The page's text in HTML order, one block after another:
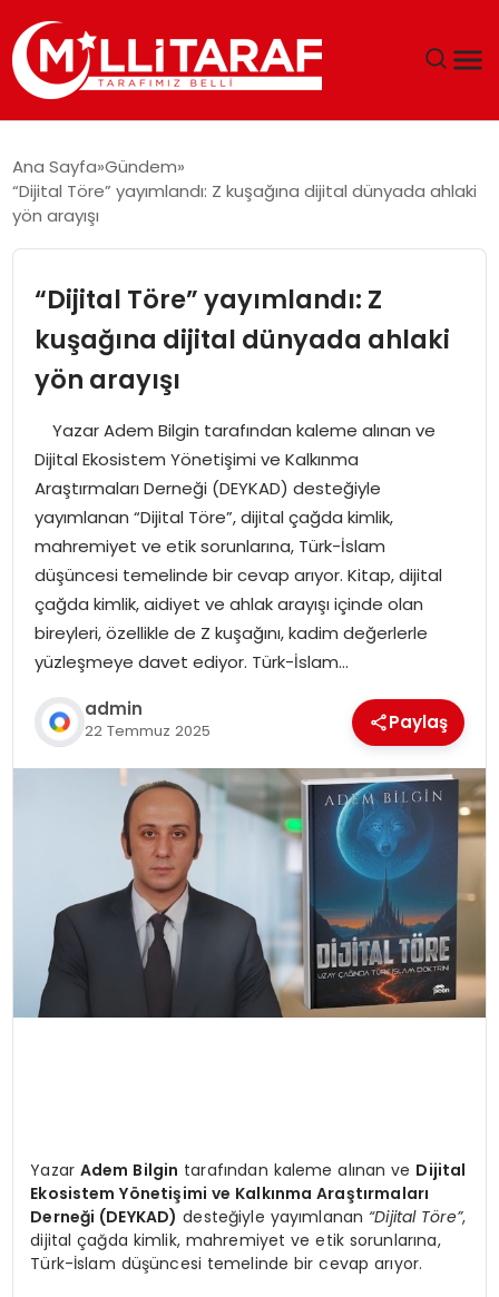
ÖZEL SAYFALAR
EKONOMI
SPOR
SIYASET
MAGAZIN
Ana Sayfa Gündem
“Dijital Töre” yayımlandı: Z kuşağına dijital dünyada ahlaki
yön arayışı
“Dijital Töre” yayımlandı: Z
kuşağına dijital dünyada ahlaki
yön arayışı
Yazar Adem Bilgin tarafından kaleme alınan ve
Dijital Ekosistem Yönetişimi ve Kalkınma
Araştırmaları Derneği (DEYKAD) desteğiyle
yayımlanan “Dijital Töre”, dijital çağda kimlik,
mahremiyet ve etik sorunlarına, Türk-İslam
düşüncesi temelinde bir cevap arıyor. Kitap, dijital
çağda kimlik, aidiyet ve ahlak arayışı içinde olan
bireyleri, özellikle de Z kuşağını, kadim değerlerle
yüzleşmeye davet ediyor. Türk-İslam…
admin
22 Temmuz 2025 Paylaş
Yazar Adem Bilgin tarafından kaleme alınan ve Dijital
Ekosistem Yönetişimi ve Kalkınma Araştırmaları
Derneği (DEYKAD) desteğiyle yayımlanan “Dijital Töre”,
dijital çağda kimlik, mahremiyet ve etik sorunlarına,
Türk-İslam düşüncesi temelinde bir cevap arıyor.